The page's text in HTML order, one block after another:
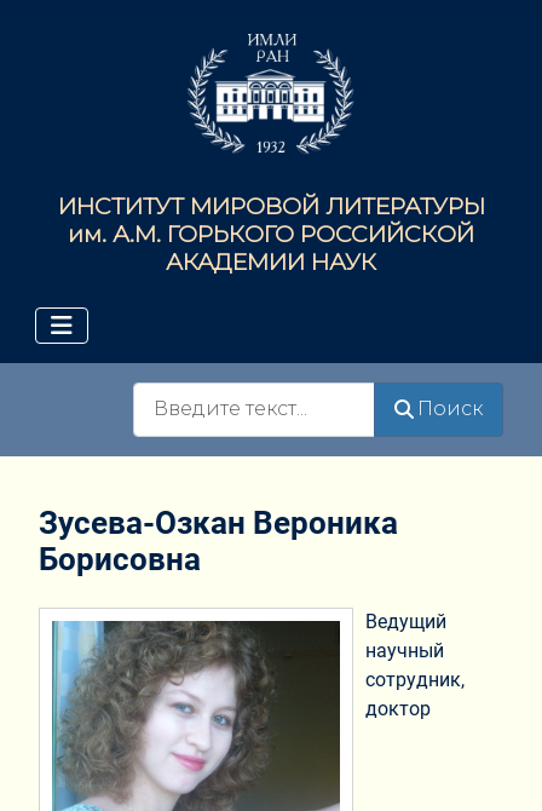
ИНСТИТУТ МИРОВОЙ ЛИТЕРАТУРЫ
им. А.М. ГОРЬКОГО РОССИЙСКОЙ
АКАДЕМИИ НАУК
Поиск
Зусева-Озкан Вероника
Борисовна
Ведущий
научный
сотрудник,
доктор